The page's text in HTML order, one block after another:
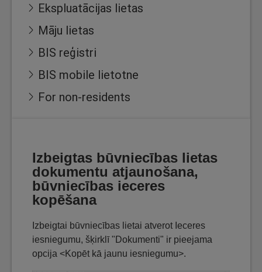
Ekspluatācijas lietas
Māju lietas
BIS reģistri
BIS mobile lietotne
For non-residents
Izbeigtas būvniecības lietas
dokumentu atjaunošana,
būvniecības ieceres
kopēšana
Izbeigtai būvniecības lietai atverot Ieceres
iesniegumu, šķirklī "Dokumenti" ir pieejama
opcija <Kopēt kā jaunu iesniegumu>.